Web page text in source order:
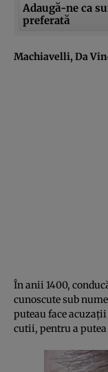
Adaugă-ne ca
preferată
Machiavelli, Da
În anii 1400,
cunoscute sub
puteau face acuzaţii
cutii, pentru a